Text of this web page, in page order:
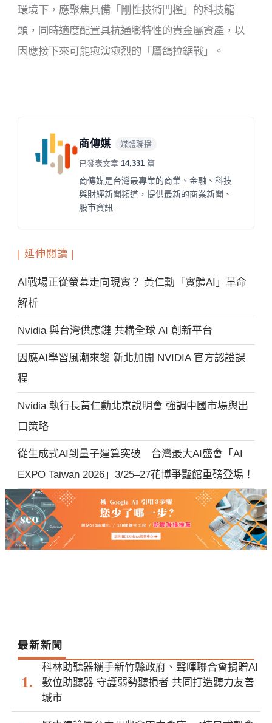
環境下，應聚焦具備「剛性技術門檻」的科技龍
頭，同時適度配置具抗通膨特性的貴金屬資產，以
因應接下來可能愈演愈烈的「鷹鴿拉鋸戰」。
商傳媒 媒體聯播
已發表文章 14,331 篇
商傳媒是台灣最專業的商業、金融、科技
與財經新聞頻道，提供最新的商業新聞、
股市資訊…
| 延伸閱讀 |
AI戰場正從螢幕走向現實？ 黃仁勳「實體AI」革命
解析
Nvidia 與台灣供應鏈 共構全球 AI 創新平台
因應AI學習風潮來襲 新北加開 NVIDIA 官方認證課
程
Nvidia 執行長黃仁勳北京說明會 強調中國市場與出
口策略
從生成式AI到量子運算突破 台灣最大AI盛會「AI
EXPO Taiwan 2026」3/25–27花博爭豔館重磅登場！
最新新聞
科林助聽器攜手新竹縣政府、聲暉聯合會捐贈AI
數位助聽器 守護弱勢聽損者 共同打造聽力友善
城市